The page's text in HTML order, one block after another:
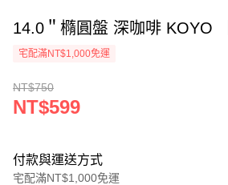
14.0＂橢圓盤 深咖啡 KOYO
宅配滿NT$1,000免運
NT$750
NT$599
付款與運送方式
宅配滿NT$1,000免運